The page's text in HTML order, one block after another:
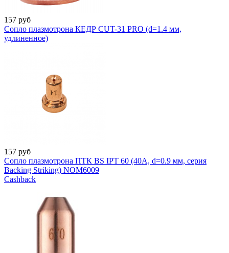
157 руб
Сопло плазмотрона КЕДР CUT-31 PRO (d=1.4 мм,
удлиненное)
157 руб
Сопло плазмотрона ПТК BS IPT 60 (40A, d=0.9 мм, серия
Backing Striking) NOM6009
Cashback